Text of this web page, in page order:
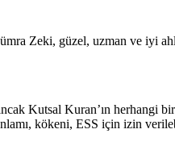
Zeki, güzel, uzman ve iyi
Kutsal Kuran’ın herhangi
kökeni, ESS için izin